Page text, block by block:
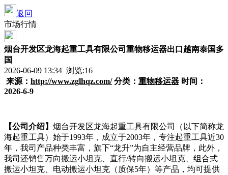
返回
市场行情
烟台开发区龙海起重工具有限公司重物移运器出口越南泰国多
国
2026-06-09 13:34 浏览:16
来源： http://www.zglhqz.com/ 分类 ： 重物移运器 时间：
2026-6-9
【公司介绍】 烟台开发区龙海起重工具有限公司（以下简称龙
海起重工具）始于1993年，成立于2003年，专注起重工具近30
年，我司产品种类丰富，旗下“龙升”为自主经营品牌，此外，
我司还销售万向搬运小坦克、直行/转向搬运小坦克、组合式
搬运小坦克、电动搬运小坦克（质保5年）等产品，均可提供